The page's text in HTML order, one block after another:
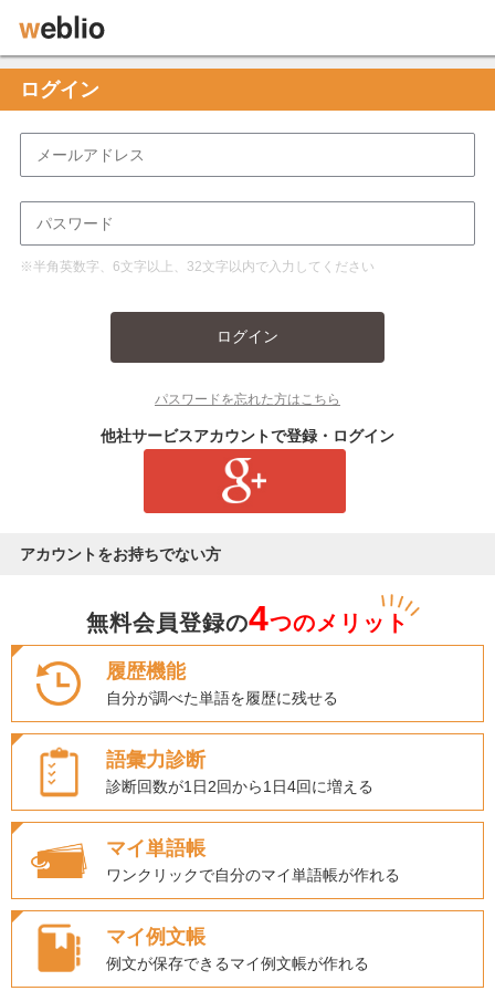
ログイン
※半角英数字、6文字以上、32文字以内で入力してください
ログイン
パスワードを忘れた方はこちら
他社サービスアカウントで登録・ログイン
アカウントをお持ちでない方
無料会員登録の4つのメリット
履歴機能
自分が調べた単語を履歴に残せる
語彙力診断
診断回数が1日2回から1日4回に増える
マイ単語帳
ワンクリックで自分のマイ単語帳が作れる
マイ例文帳
例文が保存できるマイ例文帳が作れる